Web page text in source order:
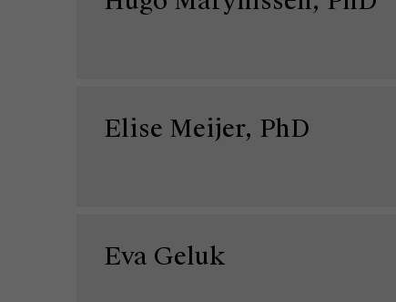
Elise Meijer, PhD
Eva Geluk